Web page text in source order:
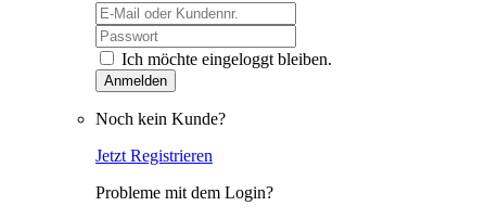
Ich möchte eingeloggt bleiben.
Anmelden
Noch kein Kunde?
Jetzt Registrieren
Probleme mit dem Login?